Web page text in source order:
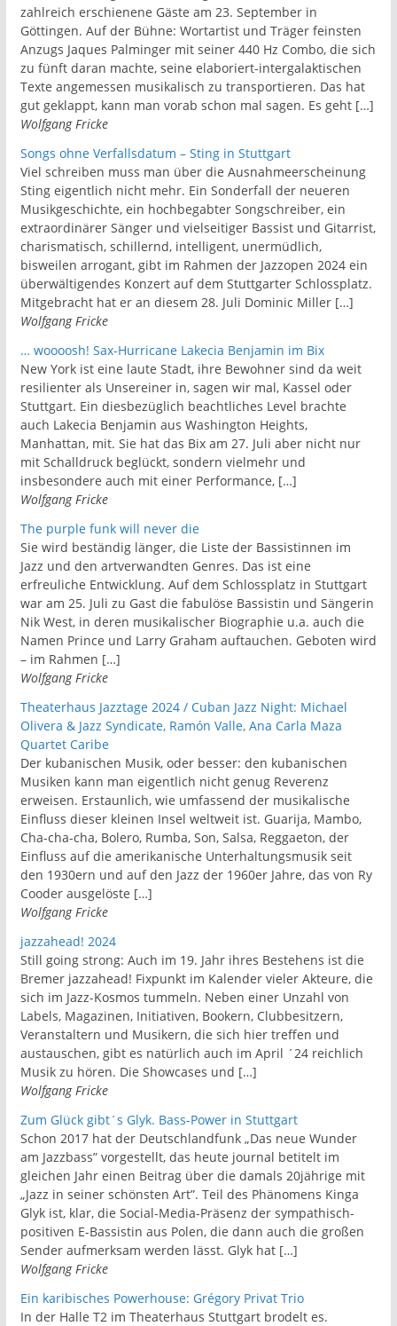
zahlreich erschienene Gäste am 23. September in
Göttingen. Auf der Bühne: Wortartist und Träger feinsten
Anzugs Jaques Palminger mit seiner 440 Hz Combo, die sich
zu fünft daran machte, seine elaboriert-intergalaktischen
Texte angemessen musikalisch zu transportieren. Das hat
gut geklappt, kann man vorab schon mal sagen. Es geht […]
Wolfgang Fricke
Songs ohne Verfallsdatum – Sting in Stuttgart
Viel schreiben muss man über die Ausnahmeerscheinung
Sting eigentlich nicht mehr. Ein Sonderfall der neueren
Musikgeschichte, ein hochbegabter Songschreiber, ein
extraordinärer Sänger und vielseitiger Bassist und Gitarrist,
charismatisch, schillernd, intelligent, unermüdlich,
bisweilen arrogant, gibt im Rahmen der Jazzopen 2024 ein
überwältigendes Konzert auf dem Stuttgarter Schlossplatz.
Mitgebracht hat er an diesem 28. Juli Dominic Miller […]
Wolfgang Fricke
… woooosh! Sax-Hurricane Lakecia Benjamin im Bix
New York ist eine laute Stadt, ihre Bewohner sind da weit
resilienter als Unsereiner in, sagen wir mal, Kassel oder
Stuttgart. Ein diesbezüglich beachtliches Level brachte
auch Lakecia Benjamin aus Washington Heights,
Manhattan, mit. Sie hat das Bix am 27. Juli aber nicht nur
mit Schalldruck beglückt, sondern vielmehr und
insbesondere auch mit einer Performance, […]
Wolfgang Fricke
The purple funk will never die
Sie wird beständig länger, die Liste der Bassistinnen im
Jazz und den artverwandten Genres. Das ist eine
erfreuliche Entwicklung. Auf dem Schlossplatz in Stuttgart
war am 25. Juli zu Gast die fabulöse Bassistin und Sängerin
Nik West, in deren musikalischer Biographie u.a. auch die
Namen Prince und Larry Graham auftauchen. Geboten wird
– im Rahmen […]
Wolfgang Fricke
Theaterhaus Jazztage 2024 / Cuban Jazz Night: Michael
Olivera & Jazz Syndicate, Ramón Valle, Ana Carla Maza
Quartet Caribe
Der kubanischen Musik, oder besser: den kubanischen
Musiken kann man eigentlich nicht genug Reverenz
erweisen. Erstaunlich, wie umfassend der musikalische
Einfluss dieser kleinen Insel weltweit ist. Guarija, Mambo,
Cha-cha-cha, Bolero, Rumba, Son, Salsa, Reggaeton, der
Einfluss auf die amerikanische Unterhaltungsmusik seit
den 1930ern und auf den Jazz der 1960er Jahre, das von Ry
Cooder ausgelöste […]
Wolfgang Fricke
jazzahead! 2024
Still going strong: Auch im 19. Jahr ihres Bestehens ist die
Bremer jazzahead! Fixpunkt im Kalender vieler Akteure, die
sich im Jazz-Kosmos tummeln. Neben einer Unzahl von
Labels, Magazinen, Initiativen, Bookern, Clubbesitzern,
Veranstaltern und Musikern, die sich hier treffen und
austauschen, gibt es natürlich auch im April ´24 reichlich
Musik zu hören. Die Showcases und […]
Wolfgang Fricke
Zum Glück gibt´s Glyk. Bass-Power in Stuttgart
Schon 2017 hat der Deutschlandfunk „Das neue Wunder
am Jazzbass” vorgestellt, das heute journal betitelt im
gleichen Jahr einen Beitrag über die damals 20jährige mit
„Jazz in seiner schönsten Art”. Teil des Phänomens Kinga
Glyk ist, klar, die Social-Media-Präsenz der sympathisch-
positiven E-Bassistin aus Polen, die dann auch die großen
Sender aufmerksam werden lässt. Glyk hat […]
Wolfgang Fricke
Ein karibisches Powerhouse: Grégory Privat Trio
In der Halle T2 im Theaterhaus Stuttgart brodelt es.